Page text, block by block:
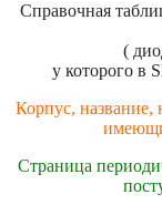
Справочная
(
у которого в
Корпус, название,
Страница